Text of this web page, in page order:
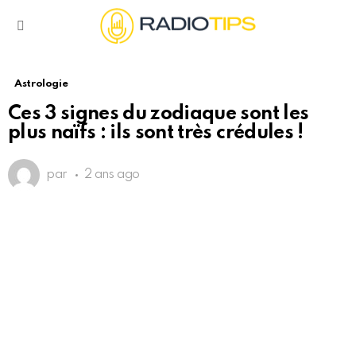
Astrologie
Ces 3 signes du zodiaque sont les
plus naïfs : ils sont très crédules !
par 2 ans ago